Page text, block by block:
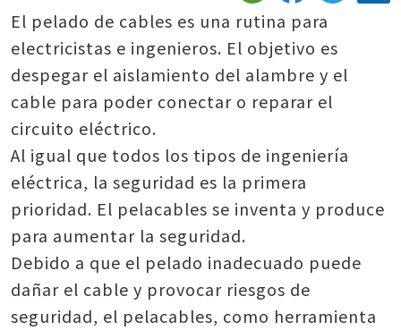
El pelado de cables es una rutina para
electricistas e ingenieros. El objetivo es
despegar el aislamiento del alambre y el
cable para poder conectar o reparar el
circuito eléctrico.
Al igual que todos los tipos de ingeniería
eléctrica, la seguridad es la primera
prioridad. El pelacables se inventa y produce
para aumentar la seguridad.
Debido a que el pelado inadecuado puede
dañar el cable y provocar riesgos de
seguridad, el pelacables, como herramienta